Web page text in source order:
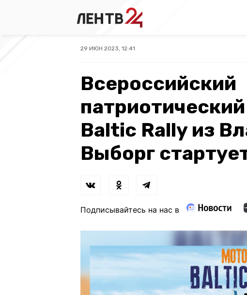
29 ИЮН 2023, 12:41
Всероссийский
Baltic Rally из
Выборг
Подписывайтесь на нас в